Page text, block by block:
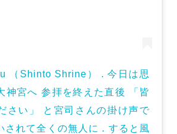
（Shinto Shrine） . 今日は思
神宮へ 参拝を終えた直後 「皆
さい」 と宮司さんの掛け声で
されて全くの無人に . すると風